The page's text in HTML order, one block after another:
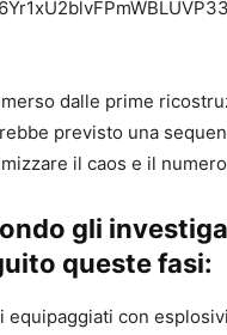
dalle prime
previsto una
il caos e il
gli
queste fasi:
equipaggiati con